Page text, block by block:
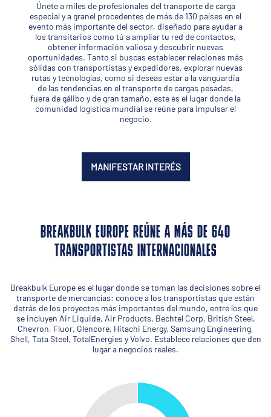
Únete a miles de profesionales del transporte de carga
especial y a granel procedentes de más de 130 países en el
evento más importante del sector, diseñado para ayudar a
los transitarios como tú a ampliar tu red de contactos,
obtener información valiosa y descubrir nuevas
oportunidades. Tanto si buscas establecer relaciones más
sólidas con transportistas y expedidores, explorar nuevas
rutas y tecnologías, como si deseas estar a la vanguardia
de las tendencias en el transporte de cargas pesadas,
fuera de gálibo y de gran tamaño, este es el lugar donde la
comunidad logística mundial se reúne para impulsar el
negocio.
MANIFESTAR INTERÉS
BREAKBULK EUROPE REÚNE A MÁS DE 640
TRANSPORTISTAS INTERNACIONALES
Breakbulk Europe es el lugar donde se toman las decisiones sobre el
transporte de mercancías: conoce a los transportistas que están
detrás de los proyectos más importantes del mundo, entre los que
se incluyen Air Liquide, Air Products, Bechtel Corp, British Steel,
Chevron, Fluor, Glencore, Hitachi Energy, Samsung Engineering,
Shell, Tata Steel, TotalEnergies y Volvo. Establece relaciones que den
lugar a negocios reales.